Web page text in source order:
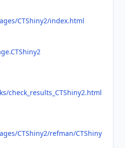
CTShiny2/index.html
check_results_CTShiny2.html
CTShiny2/refman/CTShiny